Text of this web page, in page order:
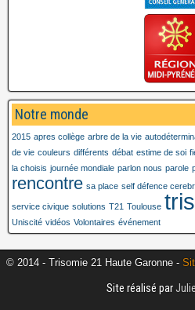
Notre monde
2015 apres collège arbre de la vie
de vie couleurs différents débat estime de soi
la choisis journée mondiale parlon nous parole
rencontre sa place self défence
service civique solutions T21 Toulouse
Uniscité vidéos Volontaires événement
© 2014 - Trisomie 21 Haute Garonne -
Site réalisé par